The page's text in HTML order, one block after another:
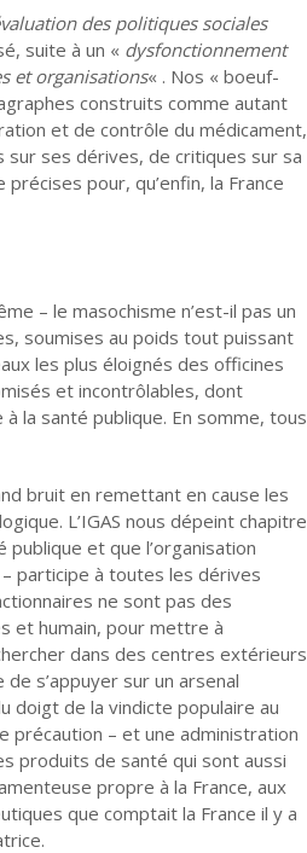
des politiques sociales
suite à un « dysfonctionnement
et organisations« . Nos « boeuf-
construits comme autant
et de contrôle du médicament,
ses dérives, de critiques sur sa
pour, qu’enfin, la France
– le masochisme n’est-il pas un
soumises au poids tout puissant
les plus éloignés des officines
et incontrôlables, dont
la santé publique. En somme, tous
bruit en remettant en cause les
L’IGAS nous dépeint chapitre
et que l’organisation
participe à toutes les dérives
ne sont pas des
et humain, pour mettre à
dans des centres extérieurs
s’appuyer sur un arsenal
doigt de la vindicte populaire au
précaution – et une administration
produits de santé qui sont aussi
propre à la France, aux
que comptait la France il y a